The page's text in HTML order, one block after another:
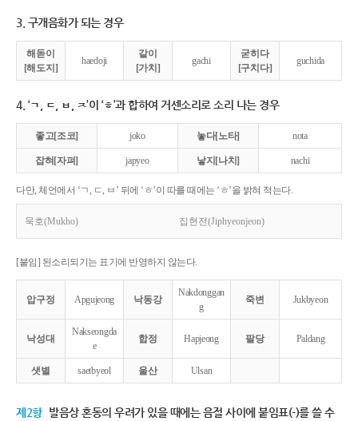
3. 구개음화가 되는 경우
해돋이
[해도지]
haedoji
같이
[가치]
gachi
굳히다
[구치다]
guchida
4. ‘ㄱ, ㄷ, ㅂ, ㅈ’이 ‘ㅎ’과 합하여 거센소리로 소리 나는 경우
좋고[조코] joko 놓다[노타] nota
잡혀[자펴] japyeo 낳지[나치] nachi
다만, 체언에서 ‘ㄱ, ㄷ, ㅂ’ 뒤에 ‘ㅎ’이 따를 때에는 ‘ㅎ’을 밝혀 적는다.
묵호(Mukho) 집현전(Jiphyeonjeon)
[붙임] 된소리되기는 표기에 반영하지 않는다.
압구정 Apgujeong 낙동강
Nakdonggan
g
죽변 Jukbyeon
낙성대
Nakseongda
e
합정 Hapjeong 팔당 Paldang
샛별 saetbyeol 울산 Ulsan
제2항 발음상 혼동의 우려가 있을 때에는 음절 사이에 붙임표(-)를 쓸 수